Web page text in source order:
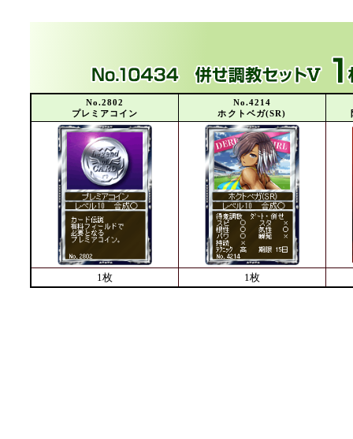
No.2802
プレミアコイン
No.4214
ホクトベガ(SR)
1枚 1枚